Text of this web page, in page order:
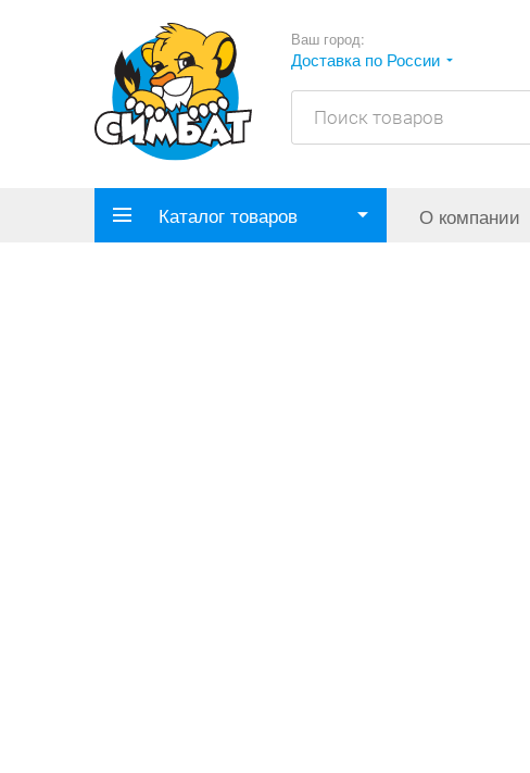
Ваш город:
Доставка по России
Каталог товаров О компании